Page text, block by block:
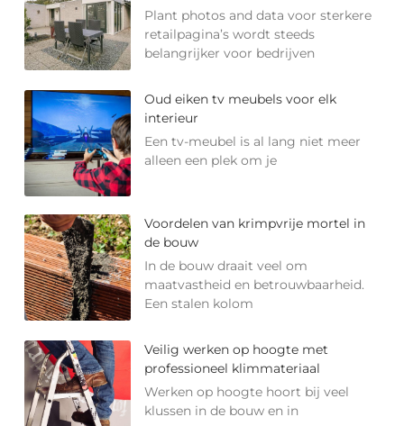
Plant photos and data voor sterkere
retailpagina’s wordt steeds
belangrijker voor bedrijven
Oud eiken tv meubels voor elk
interieur
Een tv-meubel is al lang niet meer
alleen een plek om je
Voordelen van krimpvrije mortel in
de bouw
In de bouw draait veel om
maatvastheid en betrouwbaarheid.
Een stalen kolom
Veilig werken op hoogte met
professioneel klimmateriaal
Werken op hoogte hoort bij veel
klussen in de bouw en in